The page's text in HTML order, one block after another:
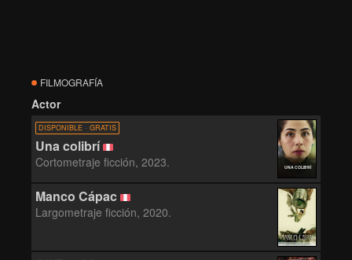
FILMOGRAFÍA
Actor
DISPONIBLE · GRATIS
Una colibrí
Cortometraje ficción, 2023. UNA COLIBRÍ
Manco Cápac
Largometraje ficción, 2020.